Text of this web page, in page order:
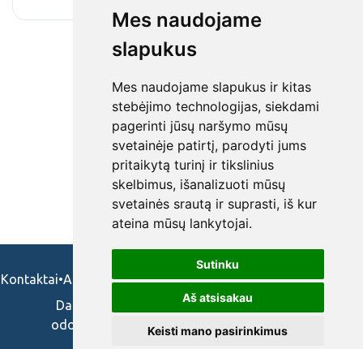
Mes naudojame
slapukus
Mes naudojame slapukus ir kitas
stebėjimo technologijas, siekdami
pagerinti jūsų naršymo mūsų
svetainėje patirtį, parodyti jums
pritaikytą turinį ir tikslinius
skelbimus, išanalizuoti mūsų
svetainės srautą ir suprasti, iš kur
ateina mūsų lankytojai.
Sutinku
Aš atsisakau
Keisti mano pasirinkimus
Kontaktai•Apie mus•Naudojimosi taisykės•Privatumo politika
Darbo skelbimai ir pasiūlymai: gydytojams,
odontologams, slaugytojams, veterinarams,